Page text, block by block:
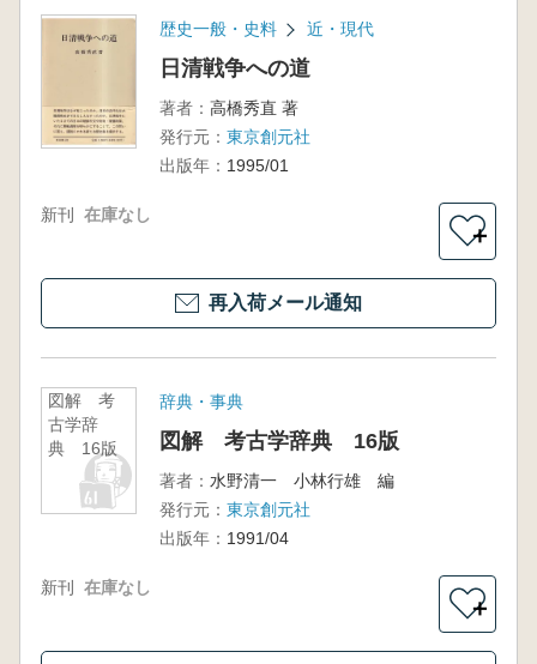
歴史一般・史料 近・現代
日清戦争への道
著者： 高橋秀直 著
発行元： 東京創元社
出版年： 1995/01
新刊 在庫なし
＋
再入荷メール通知
図解 考
古学辞
典 16版
辞典・事典
図解 考古学辞典 16版
著者： 水野清一 小林行雄 編
発行元： 東京創元社
出版年： 1991/04
新刊 在庫なし
＋